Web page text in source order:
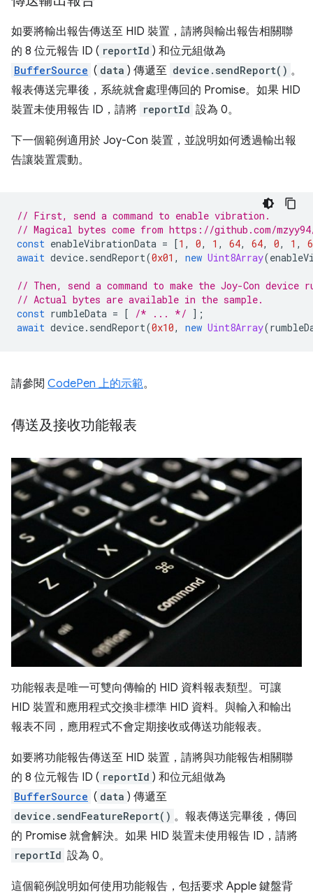
如要將輸出報告傳送至 HID 裝置，請將與輸出報告相關聯
的 8 位元報告 ID ( reportId ) 和位元組做為
BufferSource ( data ) 傳遞至 device.sendReport() 。
報表傳送完畢後，系統就會處理傳回的 Promise。如果 HID
裝置未使用報告 ID，請將 reportId 設為 0。
下一個範例適用於 Joy-Con 裝置，並說明如何透過輸出報
告讓裝置震動。
// First, send a command to enable vibration.
// Magical bytes come from https://github.com/
const enableVibrationData = [1 , 0, 1 , 64, 64, 0, 1 ,
await device. sendReport(0x01 , new Uint8Array(
// Then, send a command to make the Joy-Con device
// Actual bytes are available in the sample.
const rumbleData = [ /* ... */ ];
await device. sendReport(0x10, new Uint8Array(
請參閱 CodePen 上的示範。
傳送及接收功能報表
功能報表是唯一可雙向傳輸的 HID 資料報表類型。可讓
HID 裝置和應用程式交換非標準 HID 資料。與輸入和輸出
報表不同，應用程式不會定期接收或傳送功能報表。
如要將功能報告傳送至 HID 裝置，請將與功能報告相關聯
的 8 位元報告 ID ( reportId ) 和位元組做為
BufferSource ( data ) 傳遞至
device.sendFeatureReport() 。報表傳送完畢後，傳回
的 Promise 就會解決。如果 HID 裝置未使用報告 ID，請將
reportId 設為 0。
這個範例說明如何使用功能報告，包括要求 Apple 鍵盤背